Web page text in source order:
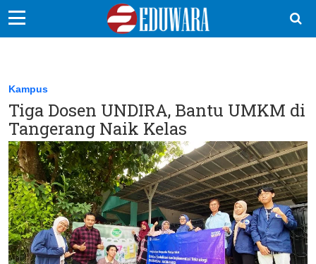
Sekolah Kita
Vokasi
Kampus
Idea
Sains
EduDana
Kampus
Tiga Dosen UNDIRA, Bantu UMKM di
Tangerang Naik Kelas